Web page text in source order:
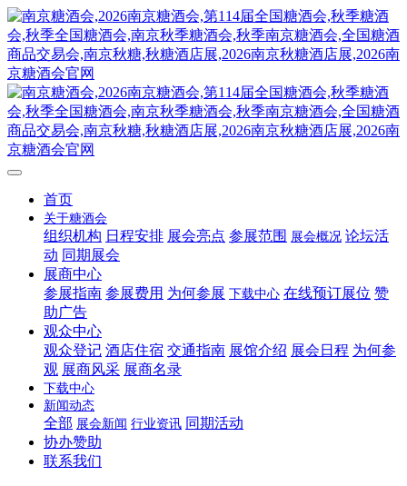
首页
关于糖酒会
组织机构 日程安排 展会亮点 参展范围 展会概况 论坛活
动 同期展会
展商中心
参展指南 参展费用 为何参展 下载中心 在线预订展位 赞
助广告
观众中心
观众登记 酒店住宿 交通指南 展馆介绍 展会日程 为何参
观 展商风采 展商名录
下载中心
新闻动态
全部 展会新闻 行业资讯 同期活动
协办赞助
联系我们